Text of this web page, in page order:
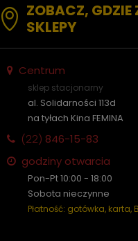
ZOBACZ,
SKLEPY
Centrum
sklep stacjonarny
al. Solidarności 113d
na tyłach Kina FEMINA
(22) 846-15-83
godziny otwarcia
Pon-Pt 10:00 - 18:00
Sobota nieczynne
Płatność: gotówka, karta,